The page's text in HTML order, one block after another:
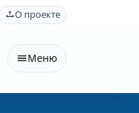
О проекте
Меню